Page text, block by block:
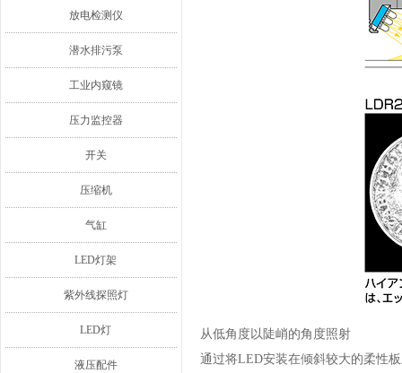
放电检测仪
潜水排污泵
工业内窥镜
压力监控器
开关
压缩机
气缸
LED灯架
紫外线探照灯
LED灯
液压配件
从低角度以陡峭的角度照射
通过将LED安装在倾斜较大的柔性